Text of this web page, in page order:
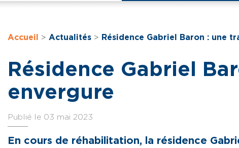
Accueil > Actualités > Résidence Gabriel Baron : une
Résidence Gabriel
envergure
Publié le 03 mai 2023
En cours de réhabilitation, la résidence